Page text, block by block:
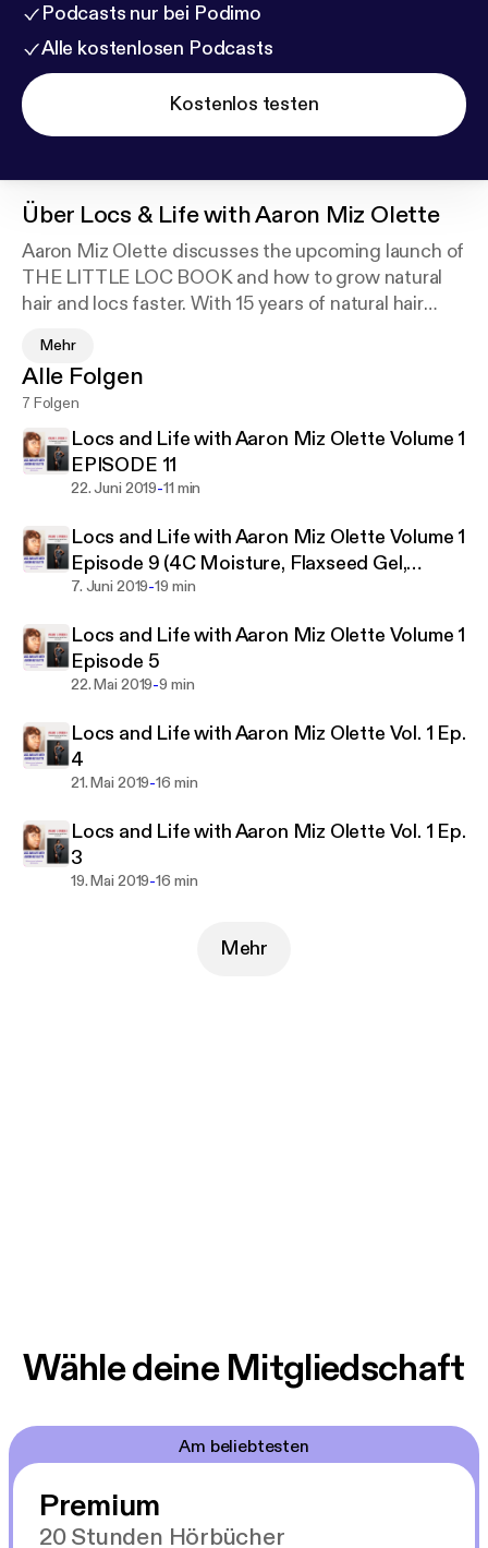
Podcasts nur bei Podimo
Alle kostenlosen Podcasts
Kostenlos testen
Über Locs & Life with Aaron Miz Olette
Aaron Miz Olette discusses the upcoming launch of
THE LITTLE LOC BOOK and how to grow natural
hair and locs faster. With 15 years of natural hair
She also discusses relationship topics with toxic
people, how to guard your heart, heal, nutrition, self
love and respect.
Mehr
Alle Folgen
7 Folgen
Locs and Life with Aaron Miz Olette Volume 1
EPISODE 11
22. Juni 2019-11 min
Locs and Life with Aaron Miz Olette Volume 1
Episode 9 (4C Moisture, Flaxseed Gel,
Herbalife Backstory, Nutrition Club, Dating
7. Juni 2019-19 min
Locs and Life with Aaron Miz Olette Volume 1
Episode 5
22. Mai 2019-9 min
Locs and Life with Aaron Miz Olette Vol. 1 Ep.
4
21. Mai 2019-16 min
Locs and Life with Aaron Miz Olette Vol. 1 Ep.
3
19. Mai 2019-16 min
Mehr
Wähle deine Mitgliedschaft
Am beliebtesten
Premium
20 Stunden Hörbücher